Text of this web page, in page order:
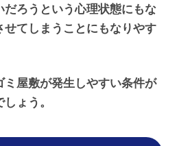
だろうという心理状態にもな
せてしまうことにもなりやす
ミ屋敷が発生しやすい条件が
ょう。